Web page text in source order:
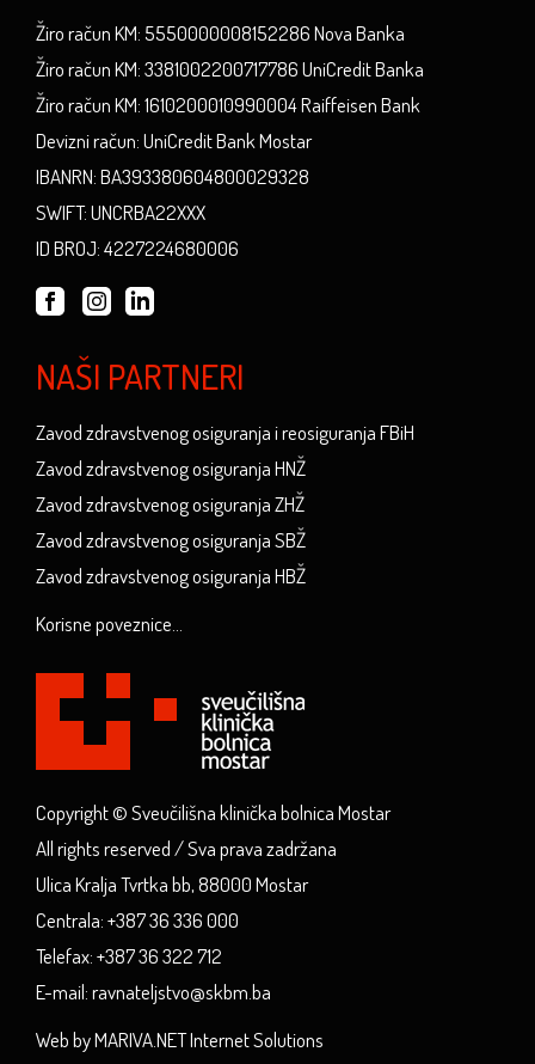
Žiro račun KM: 5550000008152286 Nova Banka
Žiro račun KM: 3381002200717786 UniCredit Banka
Žiro račun KM: 1610200010990004 Raiffeisen Bank
Devizni račun: UniCredit Bank Mostar
IBANRN: BA393380604800029328
SWIFT: UNCRBA22XXX
ID BROJ: 4227224680006
NAŠI PARTNERI
Zavod zdravstvenog osiguranja i reosiguranja FBiH
Zavod zdravstvenog osiguranja HNŽ
Zavod zdravstvenog osiguranja ZHŽ
Zavod zdravstvenog osiguranja SBŽ
Zavod zdravstvenog osiguranja HBŽ
Korisne poveznice...
Copyright © Sveučilišna klinička bolnica Mostar
All rights reserved / Sva prava zadržana
Ulica Kralja Tvrtka bb, 88000 Mostar
Centrala: +387 36 336 000
Telefax: +387 36 322 712
E-mail: ravnateljstvo@skbm.ba
Web by MARIVA.NET Internet Solutions